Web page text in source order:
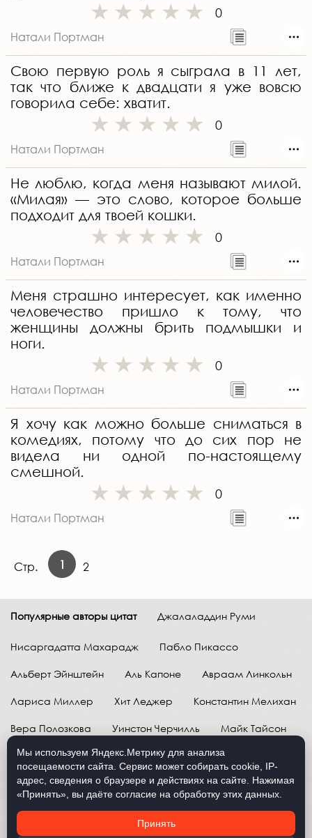
0
Натали Портман
Свою первую роль я сыграла в 11 лет,
так что ближе к двадцати я уже вовсю
говорила себе: хватит.
0
Натали Портман
Не люблю, когда меня называют милой.
«Милая» — это слово, которое больше
подходит для твоей кошки.
0
Натали Портман
Меня страшно интересует, как именно
человечество пришло к тому, что
женщины должны брить подмышки и
ноги.
0
Натали Портман
Я хочу как можно больше сниматься в
комедиях, потому что до сих пор не
видела ни одной по-настоящему
смешной.
0
Натали Портман
Стр. 1 2
Популярные авторы цитат Джалаладдин Руми
Нисаргадатта Махарадж Пабло Пикассо
Альберт Эйнштейн Аль Капоне Авраам Линкольн
Лариса Миллер Хит Леджер Константин Мелихан
Вера Полозкова Уинстон Черчилль Майк Тайсон
Марк Твен Расул Гамзатов Грег Плитт
Далай-лама XIV Уоррен Баффетт
Давид Самойлов Антон Чехов Жан-Поль Сартр
Мы используем Яндекс.Метрику для анализа
посещаемости сайта. Сервис может собирать cookie, IP-
адрес, сведения о браузере и действиях на сайте. Нажимая
«Принять», вы даёте согласие на обработку этих данных.
Принять